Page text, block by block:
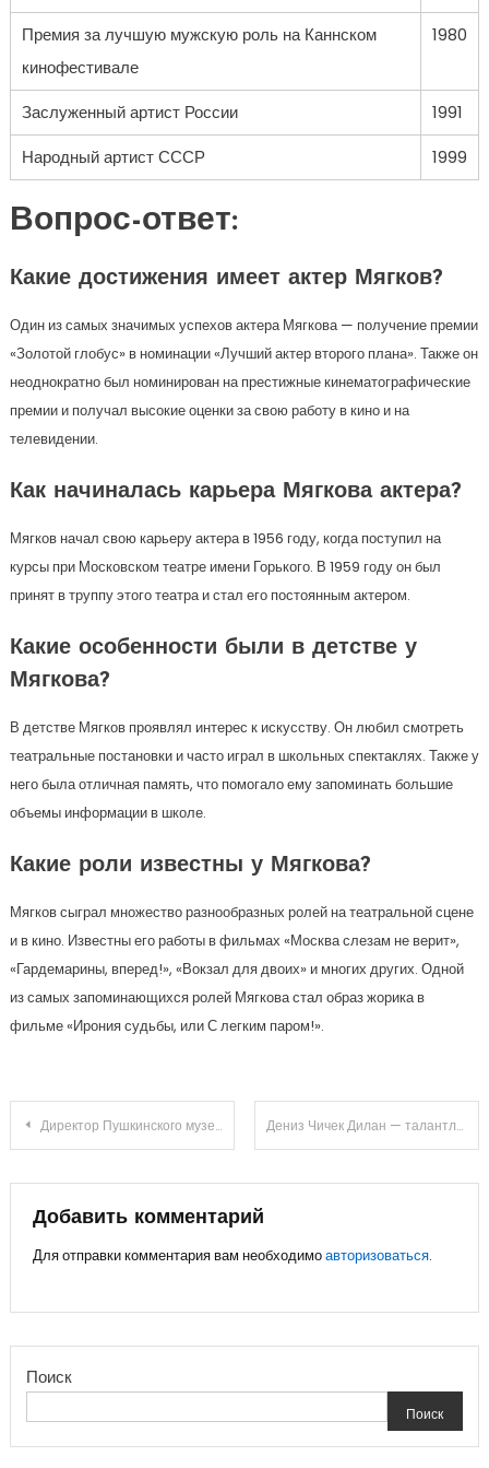
Премия за лучшую мужскую роль на Каннском
кинофестивале
1980
Заслуженный артист России
1991
Народный артист СССР
1999
Вопрос-ответ:
Какие достижения имеет актер Мягков?
Один из самых значимых успехов актера Мягкова — получение премии
«Золотой глобус» в номинации «Лучший актер второго плана». Также он
неоднократно был номинирован на престижные кинематографические
премии и получал высокие оценки за свою работу в кино и на
телевидении.
Как начиналась карьера Мягкова актера?
Мягков начал свою карьеру актера в 1956 году, когда поступил на
курсы при Московском театре имени Горького. В 1959 году он был
принят в труппу этого театра и стал его постоянным актером.
Какие особенности были в детстве у
Мягкова?
В детстве Мягков проявлял интерес к искусству. Он любил смотреть
театральные постановки и часто играл в школьных спектаклях. Также у
него была отличная память, что помогало ему запоминать большие
объемы информации в школе.
Какие роли известны у Мягкова?
Мягков сыграл множество разнообразных ролей на театральной сцене
и в кино. Известны его работы в фильмах «Москва слезам не верит»,
«Гардемарины, вперед!», «Вокзал для двоих» и многих других. Одной
из самых запоминающихся ролей Мягкова стал образ жорика в
фильме «Ирония судьбы, или С легким паром!».
Навигация
по
записям
Директор Пушкинского музея Антонова Ирина — восхитительное руководство, грандиозные успехи и захватывающая биография Дениз Чичек Дилан — талантливая турецкая актриса, ее биография и великие достижения в кинематографе
Добавить комментарий
Для отправки комментария вам необходимоавторизоваться.
Поиск
Поиск